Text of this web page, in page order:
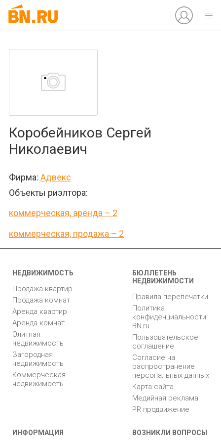
Коробейников Сергей
Николаевич
Фирма: Адвекс
Объекты риэлтора:
коммерческая, аренда – 2
коммерческая, продажа – 2
НЕДВИЖИМОСТЬ
Продажа квартир
Продажа комнат
Аренда квартир
Аренда комнат
Элитная
недвижимость
Загородная
недвижимость
Коммерческая
недвижимость
БЮЛЛЕТЕНЬ
НЕДВИЖИМОСТИ
Правила перепечатки
Политика
конфиденциальности
BN.ru
Пользовательское
соглашение
Согласие на
распространение
персональных данных
Карта сайта
Медийная реклама
PR продвижение
ИНФОРМАЦИЯ ВОЗНИКЛИ ВОПРОСЫ